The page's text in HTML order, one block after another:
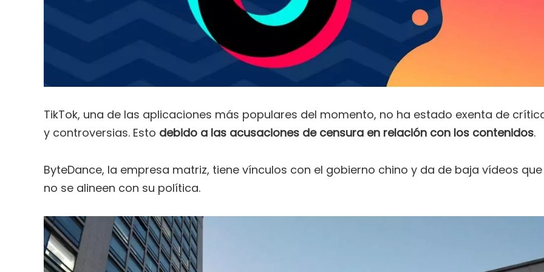
TikTok, una de las aplicaciones más populares del momento, no ha estado exenta de
y controversias. Esto debido a las acusaciones de censura en relación con los contenidos.
ByteDance, la empresa matriz, tiene vínculos con el gobierno chino y da de baja vídeos que
no se alineen con su política.